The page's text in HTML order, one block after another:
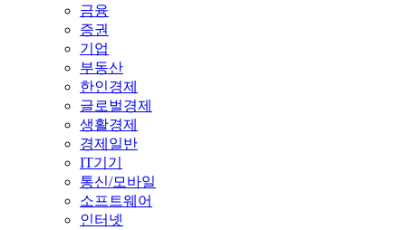
금융
증권
기업
부동산
한인경제
글로벌경제
생활경제
경제일반
IT기기
통신/모바일
소프트웨어
인터넷